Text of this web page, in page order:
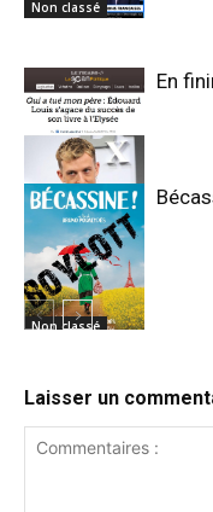
Non classé
Non classé
En
Non classé
Laisser un